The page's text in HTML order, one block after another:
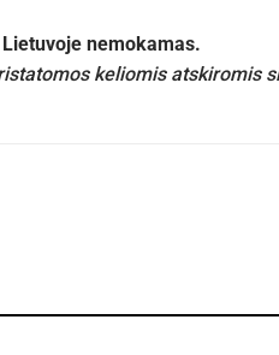
nemokamas.
keliomis atskiromis